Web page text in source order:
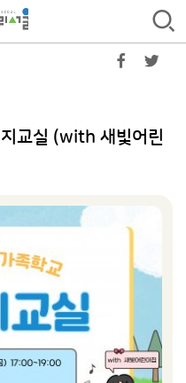
교실 (with 새빛어린